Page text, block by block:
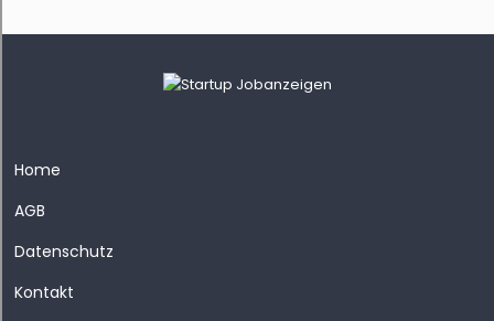
Home
AGB
Datenschutz
Kontakt